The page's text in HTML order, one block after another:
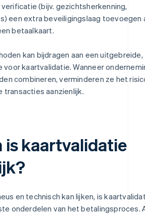
(bijv. gezichtsherkenning,
een extra beveiligingslaag toevoegen
betaalkaart.
kan bijdragen aan een uitgebreide,
kaartvalidatie. Wanneer
combineren, verminderen ze het
transacties aanzienlijk.
is kaartvalidatie
en technisch kan lijken, is
onderdelen van het betalingsproces.